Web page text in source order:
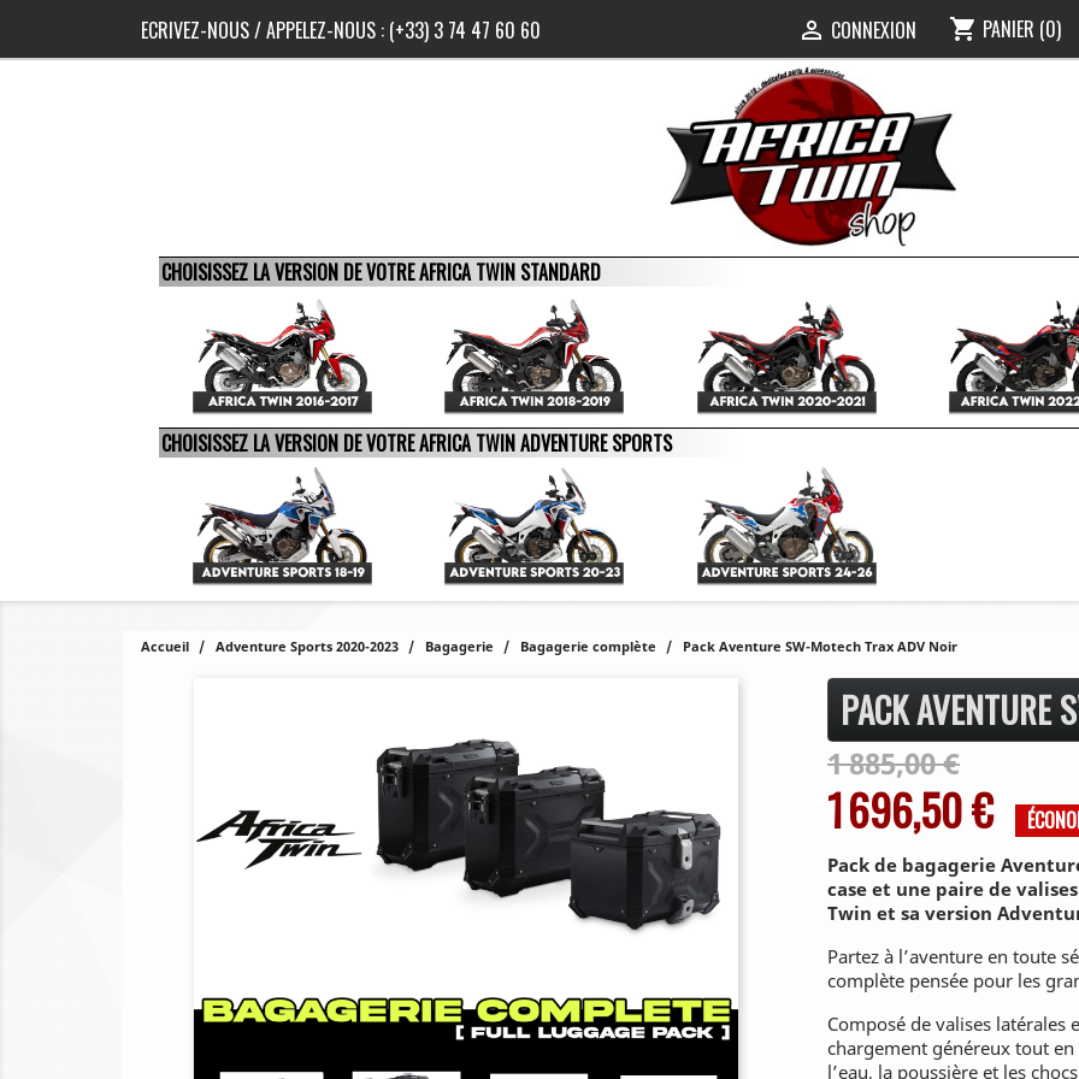
ECRIVEZ-NOUS/ APPELEZ-NOUS : (+33) 3 74 47 60 60  CONNEXION shopping_cart PANIER (0)
CHOISISSEZ LA VERSION DE VOTRE AFRICA TWIN STANDARD
CHOISISSEZ LA VERSION DE VOTRE AFRICA TWIN ADVENTURE SPORTS
Accueil Adventure Sports 2020-2023 Bagagerie Bagagerie complète Pack Aventure SW-Motech Trax ADV Noir
PACK AVENTURE
1 885,00 €
1 696,50 €
Pack de bagagerie
case et une paire de
Twin et sa version
Partez à l’aventure en toute
complète pensée pour les
Composé de valises latérales
chargement généreux tout
l’eau, la poussière et les